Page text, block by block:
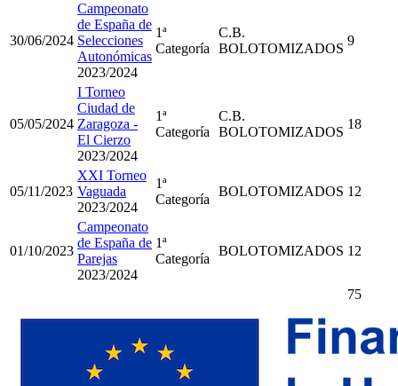
30/06/2024
Campeonato
de España de
Selecciones
Autonómicas
2023/2024
1ª
Categoría
C.B.
BOLOTOMIZADOS
9
05/05/2024
I Torneo
Ciudad de
Zaragoza -
El Cierzo
2023/2024
1ª
Categoría
C.B.
BOLOTOMIZADOS
18
05/11/2023
XXI Torneo
Vaguada
2023/2024
1ª
Categoría
BOLOTOMIZADOS 12
01/10/2023
Campeonato
de España de
Parejas
2023/2024
1ª
Categoría
BOLOTOMIZADOS 12
75